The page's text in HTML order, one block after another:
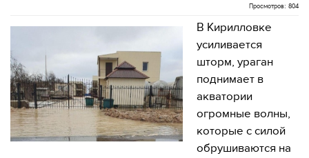
Просмотров: 804
В Кирилловке
усиливается
шторм, ураган
поднимает в
акватории
огромные волны,
которые с силой
обрушиваются на